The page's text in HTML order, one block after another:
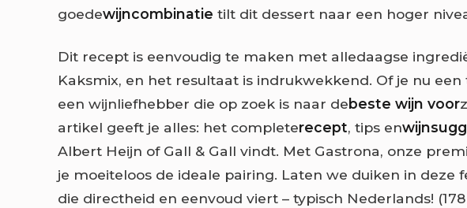
goedewijncombinatie tilt dit dessert naar een hoger
Dit recept is eenvoudig te maken met alledaagse
Kaksmix, en het resultaat is indrukwekkend. Of je nu
een wijnliefhebber die op zoek is naar debeste wijn voor
artikel geeft je alles: het completerecept, tips en
Albert Heijn of Gall & Gall vindt. Met Gastrona, onze
je moeiteloos de ideale pairing. Laten we duiken in deze
die directheid en eenvoud viert – typisch Nederlands!